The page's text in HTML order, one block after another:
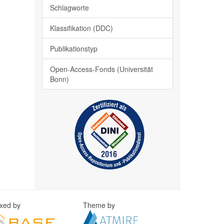
Schlagworte
Klassifikation (DDC)
Publikationstyp
Open-Access-Fonds (Universität
Bonn)
by Theme by